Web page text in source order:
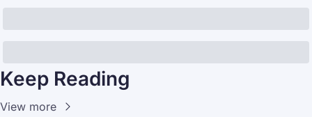
Keep Reading
View more